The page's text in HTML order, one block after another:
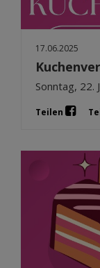
17.06.2025
Sonntag, 22.
Teilen